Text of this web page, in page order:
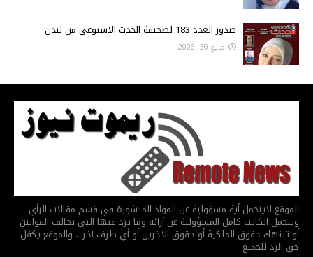
صدور العدد 183 لصحيفة الحدث الاسبوعي من لندن
مايو 30, 2026
الموقع لايتحمل أية مسؤولية عن المواد المنشورة في قسم مقالات الرأي
ويتحمل الكاتب كامل المسؤولية عن أرائه وما يرد فيها التي تخالف القوانين
أو تنتهك حقوق الملكية أو حقوق الآخرين أو أي طرف آخر .. والموقع يكفل
حق الرد للجميع